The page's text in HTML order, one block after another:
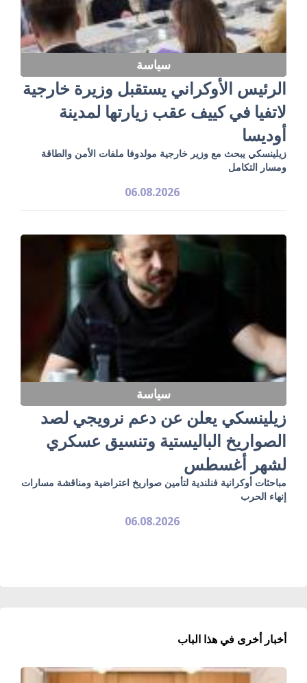
سياسة
الرئيس الأوكراني يستقبل وزيرة خارجية
لاتفيا في كييف عقب زيارتها لمدينة
أوديسا
زيلينسكي يبحث مع وزير خارجية مولدوفا ملفات الأمن والطاقة
ومسار التكامل
06.08.2026
سياسة
زيلينسكي يعلن عن دعم نرويجي لصد
الصواريخ الباليستية وتنسيق عسكري
لشهر أغسطس
مباحثات أوكرانية فنلندية لتأمين صواريخ اعتراضية ومناقشة مسارات
إنهاء الحرب
06.08.2026
أخبار أخرى في هذا الباب